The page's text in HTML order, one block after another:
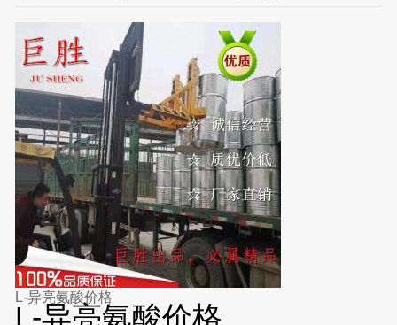
L-异亮氨酸价格
L-异亮氨酸价格